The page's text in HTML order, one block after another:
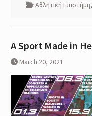
Αθλητική Επιστήμη,
A Sport Made in
March 20, 2021